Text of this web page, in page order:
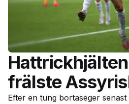
frälste
Efter en tung bortaseger